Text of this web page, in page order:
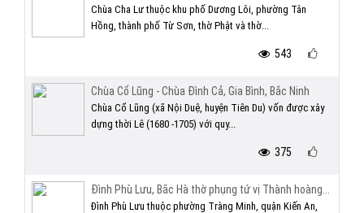
Chùa Cha Lư thuộc khu phố Dương Lôi, phường Tân
Hồng, thành phố Từ Sơn, thờ Phật và thờ...
543
Chùa Cổ Lũng - Chùa Đình Cả, Gia Bình, Bắc Ninh
Chùa Cổ Lũng (xã Nội Duệ, huyện Tiên Du) vốn được xây
dựng thời Lê (1680 -1705) với quy...
375
Đình Phù Lưu, Bắc Hà thờ phụng tứ vị Thành hoàng...
Đình Phù Lưu thuộc phường Tràng Minh, quận Kiến An,